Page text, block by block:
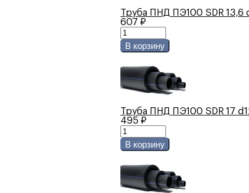
Труба ПНД ПЭ100 SDR 13,6
607 ₽
В корзину
Труба ПНД ПЭ100 SDR 17
495 ₽
В корзину